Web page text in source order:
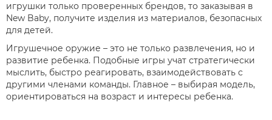
игрушки только проверенных брендов, то заказывая в
New Baby, получите изделия из материалов, безопасных
для детей.
Игрушечное оружие – это не только развлечения, но и
развитие ребенка. Подобные игры учат стратегически
мыслить, быстро реагировать, взаимодействовать с
другими членами команды. Главное – выбирая модель,
ориентироваться на возраст и интересы ребенка.